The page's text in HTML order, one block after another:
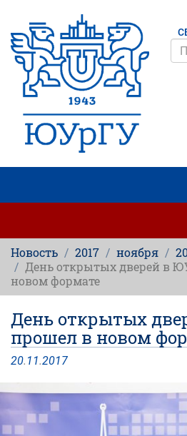
основному
содержанию
Новость 2017 ноября
День открытых дверей в
новом формате
День открытых
прошел в новом
20. 11.2017